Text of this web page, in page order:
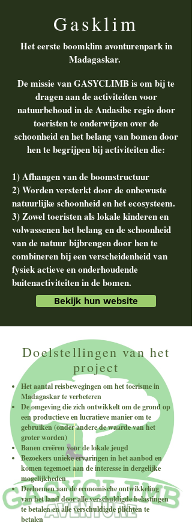
Gasklim
Het eerste boomklim avonturenpark in
Madagaskar.
De missie van GASYCLIMB is om bij te
dragen aan de activiteiten voor
natuurbehoud in de Andasibe regio door
toeristen te onderwijzen over de
schoonheid en het belang van bomen door
hen te begrijpen bij activiteiten die:
1) Afhangen van de boomstructuur
2) Worden versterkt door de onbewuste
natuurlijke schoonheid en het ecosysteem.
3) Zowel toeristen als lokale kinderen en
volwassenen het belang en de schoonheid
van de natuur bijbrengen door hen te
combineren bij een verscheidenheid van
fysiek actieve en onderhoudende
buitenactiviteiten in de bomen.
Bekijk hun website
Doelstellingen van het
project
Het aantal reisbewegingen om het toerisme in
Madagaskar te verbeteren
De omgeving die zich ontwikkelt om de grond op
een productieve en lucratieve manier om te
gebruiken (onder andere de waarde van het
groter worden)
Banen creëren voor de lokale jeugd
Bezoekers unieke ervaringen in het aanbod en
komen tegemoet aan de interesse in dergelijke
mogelijkheden
Deelnemen aan de economische ontwikkeling
van het land door alle verschuldigde belastingen
te betalen en alle verschuldigde plichten te
betalen